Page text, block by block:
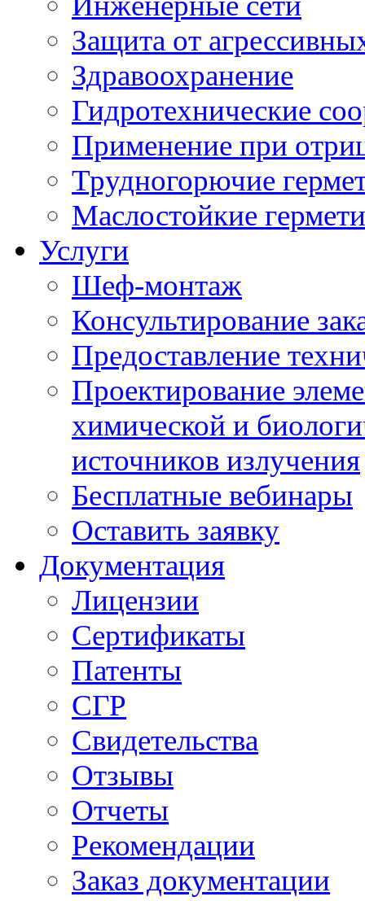
Защита от
Здравоохранение
Гидротехнические
Применение при
Трудногорючие
Маслостойкие
Услуги
Шеф-монтаж
Консультирование
Предоставление
Проектирование
химической и
источников излучения
Бесплатные вебинары
Оставить заявку
Документация
Лицензии
Сертификаты
Патенты
СГР
Свидетельства
Отзывы
Отчеты
Рекомендации
Заказ документации